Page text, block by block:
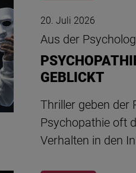
20. Juli 2026
Aus der
GEBLICKT
Thriller geben der
Psychopathie oft
Verhalten in den